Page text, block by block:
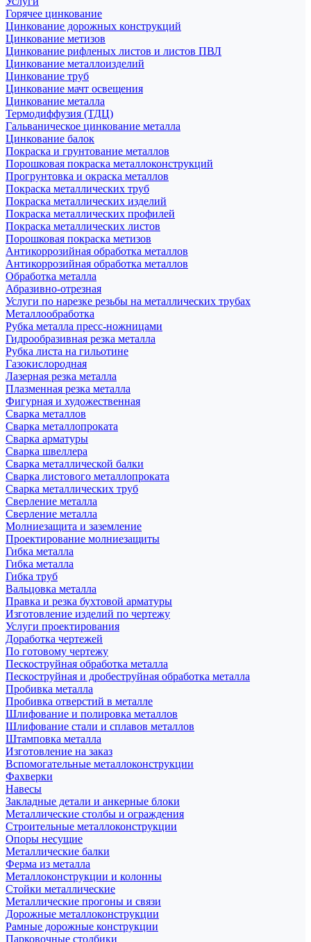
Горячее цинкование
Цинкование дорожных конструкций
Цинкование метизов
Цинкование рифленых листов и листов ПВЛ
Цинкование металлоизделий
Цинкование труб
Цинкование мачт освещения
Цинкование металла
Термодиффузия (ТДЦ)
Гальваническое цинкование металла
Цинкование балок
Покраска и грунтование металлов
Порошковая покраска металлоконструкций
Прогрунтовка и окраска металлов
Покраска металлических труб
Покраска металлических изделий
Покраска металлических профилей
Покраска металлических листов
Порошковая покраска метизов
Антикоррозийная обработка металлов
Антикоррозийная обработка металлов
Обработка металла
Абразивно-отрезная
Услуги по нарезке резьбы на металлических трубах
Металлообработка
Рубка металла пресс-ножницами
Гидрообразивная резка металла
Рубка листа на гильотине
Газокислородная
Лазерная резка металла
Плазменная резка металла
Фигурная и художественная
Сварка металлов
Сварка металлопроката
Сварка арматуры
Сварка швеллера
Сварка металлической балки
Сварка листового металлопроката
Сварка металлических труб
Сверление металла
Сверление металла
Молниезащита и заземление
Проектирование молниезащиты
Гибка металла
Гибка металла
Гибка труб
Вальцовка металла
Правка и резка бухтовой арматуры
Изготовление изделий по чертежу
Услуги проектирования
Доработка чертежей
По готовому чертежу
Пескоструйная обработка металла
Пескоструйная и дробеструйная обработка металла
Пробивка металла
Пробивка отверстий в металле
Шлифование и полировка металлов
Шлифование стали и сплавов металлов
Штамповка металла
Изготовление на заказ
Вспомогательные металлоконструкции
Фахверки
Навесы
Закладные детали и анкерные блоки
Металлические столбы и ограждения
Строительные металлоконструкции
Опоры несущие
Металлические балки
Ферма из металла
Металлоконструкции и колонны
Стойки металлические
Металлические прогоны и связи
Дорожные металлоконструкции
Рамные дорожные конструкции
Парковочные столбики